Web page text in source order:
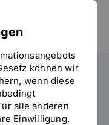
können wir
wenn diese
alle anderen
Einwilligung.